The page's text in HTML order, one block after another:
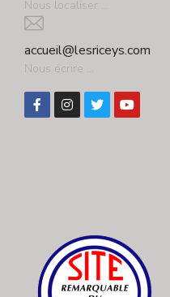
Nous localiser ...
accueil@lesriceys.com
Nous écrire ...